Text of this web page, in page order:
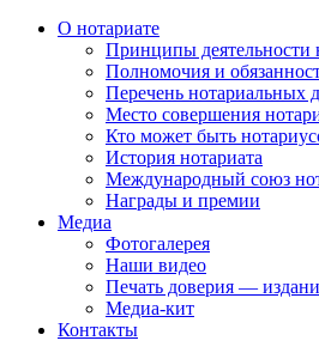
О нотариате
Принципы деятельности
Полномочия и
Перечень нотариальных
Место совершения
Кто может быть
История нотариата
Международный союз
Награды и премии
Медиа
Фотогалерея
Наши видео
Печать доверия —
Медиа-кит
Контакты